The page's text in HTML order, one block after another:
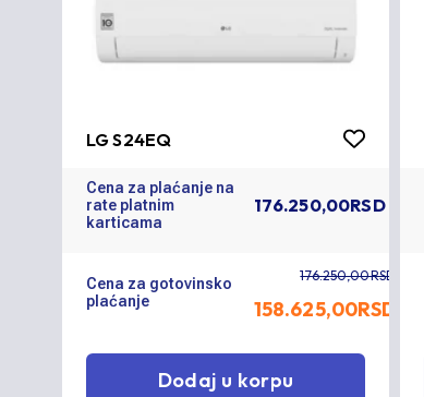
LG S24EQ
Cena za plaćanje na
rate platnim
karticama
176.250,00RSD
Cena za gotovinsko
plaćanje
176.250,00RSD
158.625,00RSD
Dodaj u korpu